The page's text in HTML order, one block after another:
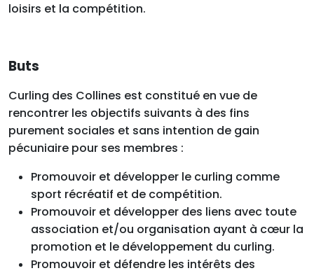
loisirs et la compétition.
Buts
Curling des Collines est constitué en vue de
rencontrer les objectifs suivants à des fins
purement sociales et sans intention de gain
pécuniaire pour ses membres :
Promouvoir et développer le curling comme
sport récréatif et de compétition.
Promouvoir et développer des liens avec toute
association et/ou organisation ayant à cœur la
promotion et le développement du curling.
Promouvoir et défendre les intérêts des